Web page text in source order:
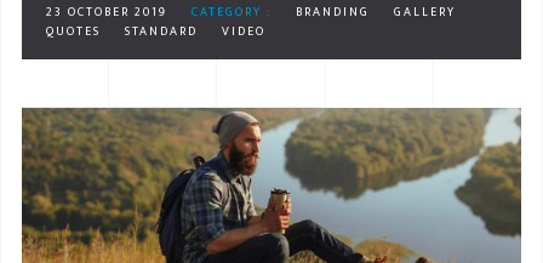
23 OCTOBER 2019 CATEGORY : BRANDING
GALLERY
QUOTES
STANDARD VIDEO